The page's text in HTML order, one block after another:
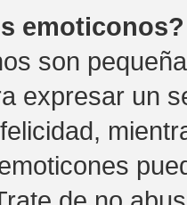
emoticonos?
son
expresar un